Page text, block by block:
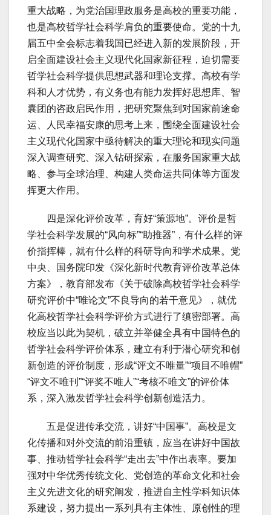
重大战略，为党治国理政服务是高校的重要功能，
也是高校哲学社会科学肩负的重要使命。党的十九
届五中全会标志着我国已经进入新的发展阶段，开
启全面建设社会主义现代化国家新征程，迫切需要
哲学社会科学提供思想武器和理论支撑。高校有学
科和人才优势，有义务也有能力发挥好思想库、智
囊团的咨政启民作用，把研究聚焦到对国家前途命
运、人民幸福安康的思考上来，围绕全面建设社会
主义现代化国家中亟待解决的重大理论和现实问题
深入调查研究、深入钻研探索，在服务国家重大战
略、参与全球治理、构建人类命运共同体等方面发
挥更大作用。
四是深化评价改革，育好“策源地”。评价是哲
学社会科学发展的“风向标”“助推器”，有什么样的评
价指挥棒，就有什么样的科研导向和学术成果。党
中央、国务院印发《深化新时代教育评价改革总体
方案》，教育部发布《关于破除高校哲学社会科学
研究评价中“唯论文”不良导向的若干意见》，就优
化高校哲学社会科学评价方式进行了缜密部署。高
校应当以此为契机，破立并举健全具有中国特色的
哲学社会科学评价体系，建立有利于潜心研究和创
新创造的评价制度，形成“评文不唯量”“项目不唯帽”
“评文不唯刊”“评奖不唯人”“考核不唯文”的评价体
系，深入激发哲学社会科学创新创造活力。
五是促进传承交流，讲好“中国事”。高校是文
化传播和对外交流的前沿重镇，应当在讲好中国故
事、推动哲学社会科学“走出去”中作出表率。要加
强对中华优秀传统文化、党创造的革命文化和社会
主义先进文化的研究阐发，推进自主性学科知识体
系建设，努力提出一系列具有主体性、原创性的理